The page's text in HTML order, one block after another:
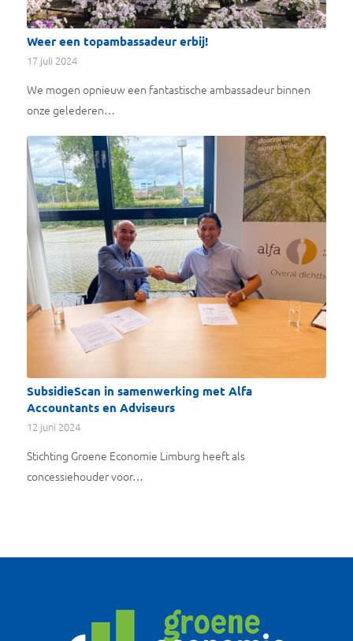
Weer een topambassadeur erbij!
17 juli 2024
We mogen opnieuw een fantastische ambassadeur binnen
onze gelederen…
SubsidieScan in samenwerking met Alfa
Accountants en Adviseurs
12 juni 2024
Stichting Groene Economie Limburg heeft als
concessiehouder voor…